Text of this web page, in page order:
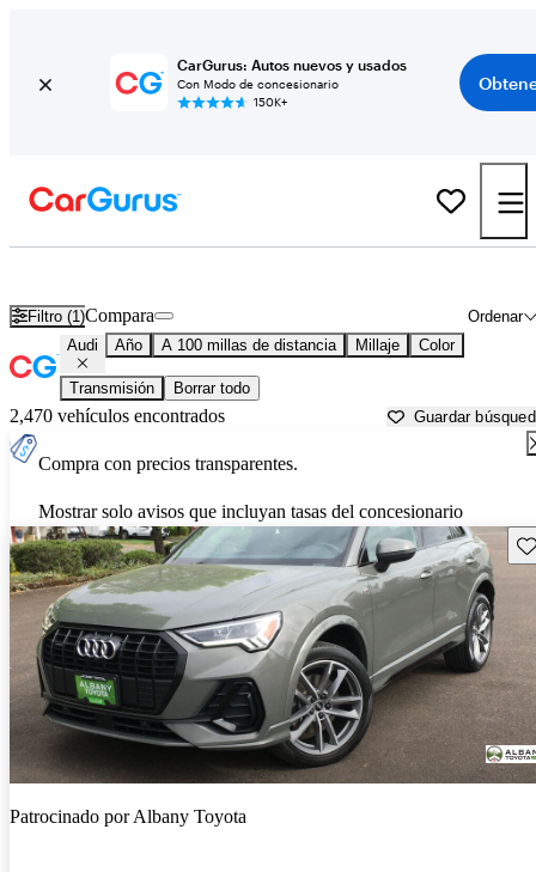
CarGurus: Autos nuevos y usados
Con Modo de concesionario
150K+
Filtro (1) Ordenar
Compara
Audi Año A 100 millas de distancia Millaje Color
Transmisión Borrar todo
2,470 vehículos encontrados Guardar
Compra con precios transparentes.
Mostrar solo avisos que incluyan tasas del concesionario
Patrocinado porAlbany Toyota